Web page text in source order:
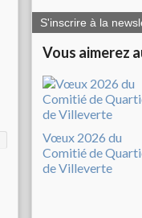
S'inscrire à la
Vous aimerez
Vœux 2026 du
Comitié de
de Villeverte